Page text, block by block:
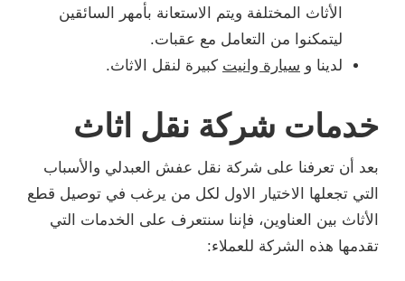
الأثاث المختلفة ويتم الاستعانة بأمهر السائقين
ليتمكنوا من التعامل مع عقبات.
لدينا و سيارة وانيت كبيرة لنقل الاثاث.
خدمات شركة نقل اثاث
بعد أن تعرفنا على شركة نقل عفش العبدلي والأسباب
التي تجعلها الاختيار الاول لكل من يرغب في توصيل قطع
الأثاث بين العناوين، فإننا سنتعرف على الخدمات التي
تقدمها هذه الشركة للعملاء: